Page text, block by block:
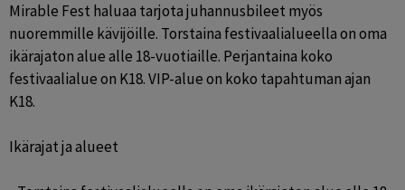
Mirable Fest haluaa tarjota juhannusbileet myös
nuoremmille kävijöille. Torstaina festivaalialueella on oma
ikärajaton alue alle 18-vuotiaille. Perjantaina koko
festivaalialue on K18. VIP-alue on koko tapahtuman ajan
K18.
Ikärajat ja alueet